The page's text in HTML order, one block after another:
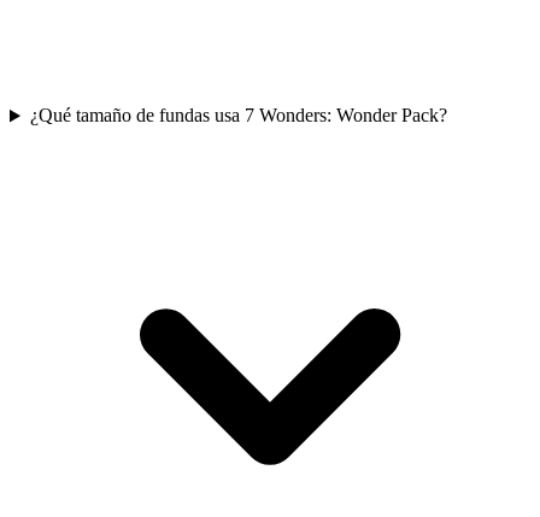
¿Qué tamaño de fundas usa 7 Wonders: Wonder Pack?